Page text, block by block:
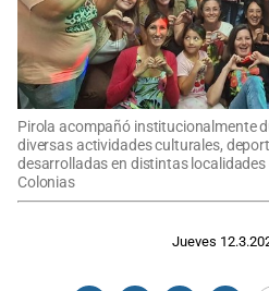
Pirola acompañó institucionalmente
diversas actividades culturales,
desarrolladas en distintas
Colonias
Jueves